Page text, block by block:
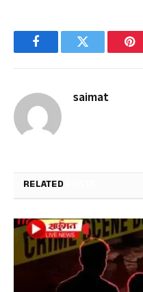
FacebookTwitter
saimat
RELATED